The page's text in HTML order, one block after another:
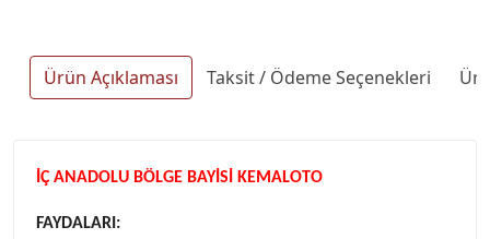
Ürün Açıklaması Taksit / Ödeme Seçenekleri
İÇ ANADOLU BÖLGE BAYİSİ KEMALOTO
FAYDALARI: